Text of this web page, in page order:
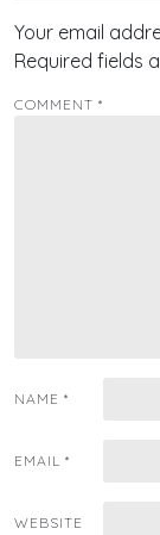
Your email
Required fields
COMMENT *
NAME *
EMAIL *
WEBSITE